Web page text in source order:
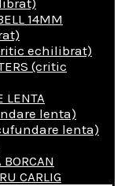
14MM
echilibrat)
(critic
LENTA
lenta)
lenta)
CARLIG